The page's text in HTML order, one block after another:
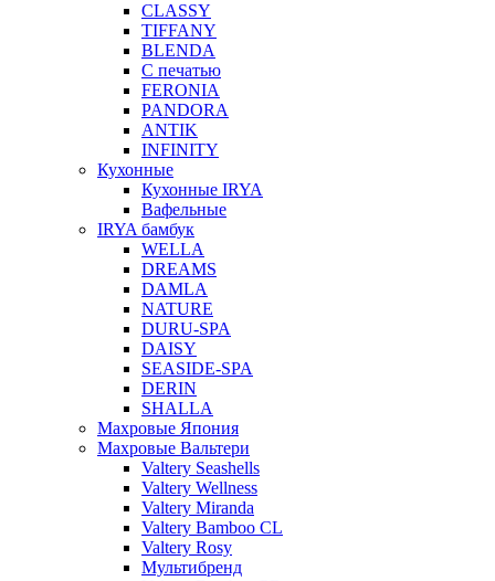
CLASSY
TIFFANY
BLENDA
С печатью
FERONIA
PANDORA
ANTIK
INFINITY
Кухонные
Кухонные IRYA
Вафельные
IRYA бамбук
WELLA
DREAMS
DAMLA
NATURE
DURU-SPA
DAISY
SEASIDE-SPA
DERIN
SHALLA
Махровые Япония
Махровые Вальтери
Valtery Seashells
Valtery Wellness
Valtery Miranda
Valtery Bamboo CL
Valtery Rosy
Мультибренд